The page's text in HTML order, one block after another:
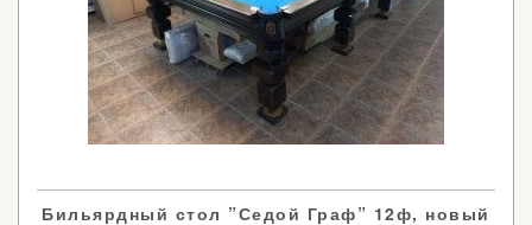
Бильярдный стол ”Седой Граф” 12ф, новый